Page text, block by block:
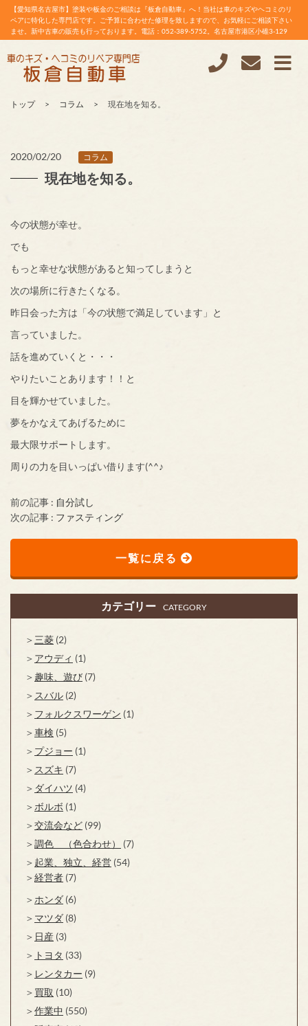
【愛知県名古屋市】塗装や板金のご相談は『板倉自動車』へ！当社は車のキズやヘコミのリ
ペアに特化した専門店です。ご予算に合わせた修理を致しますので、お気軽にご相談下さい
ませ。新中古車の販売も行っております。電話：052-389-5752。名古屋市港区小碓3-129
トップ コラム 現在地を知る。
2020/02/20 コラム
現在地を知る。
今の状態が幸せ。
でも
もっと幸せな状態があると知ってしまうと
次の場所に行きたくなる。
昨日会った方は「今の状態で満足しています」と
言っていました。
話を進めていくと・・・
やりたいことあります！！と
目を輝かせていました。
夢をかなえてあげるために
最大限サポートします。
周りの力を目いっぱい借ります(^^♪
前の記事 : 自分試し
次の記事 : ファスティング
一覧に戻る
カテゴリー CATEGORY
三菱 (2)
アウディ (1)
趣味、遊び (7)
スバル (2)
フォルクスワーゲン (1)
車検 (5)
プジョー (1)
スズキ (7)
ダイハツ (4)
ボルボ (1)
交流会など (99)
調色 （色合わせ）
(7)
起業、独立、経営 (54)
経営者 (7)
ホンダ (6)
マツダ (8)
日産 (3)
トヨタ (33)
レンタカー (9)
買取 (10)
作業中 (550)